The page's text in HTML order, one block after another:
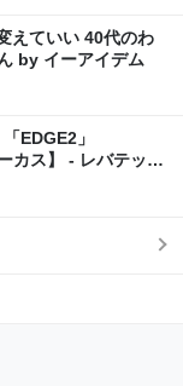
えていい 40代のわ
by イーアイデム
EDGE2」
カス】 - レバテック